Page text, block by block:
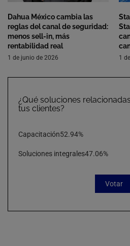
Dahua México cambia las
reglas del canal de seguridad:
menos sell-in, más
rentabilidad real
1 de junio de 2026 1
¿Qué soluciones
tus clientes?
Capacitación52.94%
Soluciones integrales47.06%
Votar